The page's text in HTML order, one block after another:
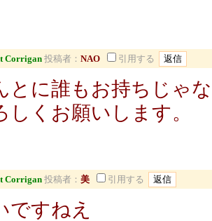
Corrigan 投稿者： NAO 引用する
とに誰もお持ちじゃ
しくお願いします。
Corrigan 投稿者： 美 引用する
ですねえ